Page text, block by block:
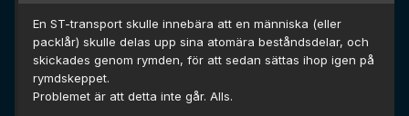
En ST-transport skulle innebära att en människa (eller
packlår) skulle delas upp sina atomära beståndsdelar, och
skickades genom rymden, för att sedan sättas ihop igen på
rymdskeppet.
Problemet är att detta inte går. Alls.